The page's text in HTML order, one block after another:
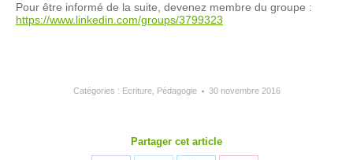
Pour être informé de la suite, devenez membre du groupe :
https://www.linkedin.com/groups/3799323
Catégories : Ecriture, Pédagogie 30 novembre 2016
Partager cet article